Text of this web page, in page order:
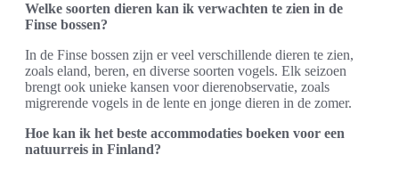
Welke soorten dieren kan ik verwachten te zien in de
Finse bossen?
In de Finse bossen zijn er veel verschillende dieren te zien,
zoals eland, beren, en diverse soorten vogels. Elk seizoen
brengt ook unieke kansen voor dierenobservatie, zoals
migrerende vogels in de lente en jonge dieren in de zomer.
Hoe kan ik het beste accommodaties boeken voor een
natuurreis in Finland?